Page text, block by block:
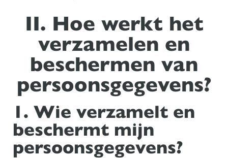
II. Hoe werkt het
verzamelen en
beschermen van
persoonsgegevens?
1. Wie verzamelt en
beschermt mijn
persoonsgegevens?